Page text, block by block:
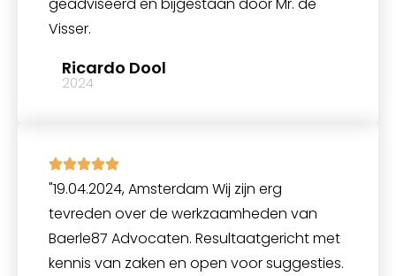
Visser.
Ricardo Dool
2024
"19.04.2024, Amsterdam Wij zijn erg
tevreden over de werkzaamheden van
Baerle87 Advocaten. Resultaatgericht met
kennis van zaken en open voor suggesties.